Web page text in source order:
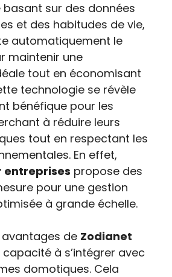
basant sur des données
et des habitudes de vie,
automatiquement le
maintenir une
tout en économisant
technologie se révèle
bénéfique pour les
à réduire leurs
tout en respectant les
En effet,
entreprises propose des
pour une gestion
à grande échelle.
de Zodianet
à s’intégrer avec
domotiques. Cela